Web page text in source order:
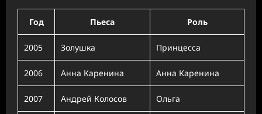
Год Пьеса Роль
2005 Золушка Принцесса
2006 Анна Каренина Анна Каренина
2007 Андрей Колосов Ольга